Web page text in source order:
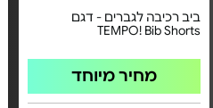
ביב רכיבה לגברים - דגם
TEMPO! Bib Shorts
מחיר מיוחד